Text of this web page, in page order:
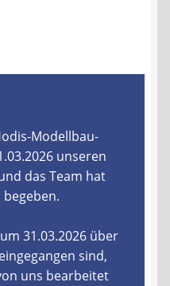
Modellbau-
unseren
das Team hat
31.03.2026 über
sind,
uns bearbeitet